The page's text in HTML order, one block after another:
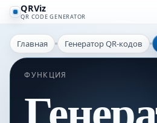
QRViz
QR CODE GENERATOR
Главная Генератор QR-кодов
ФУНКЦИЯ